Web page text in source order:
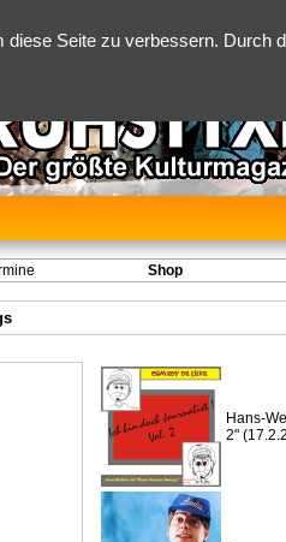
diese Seite zu verbessern.
Shop
Hans-
2"